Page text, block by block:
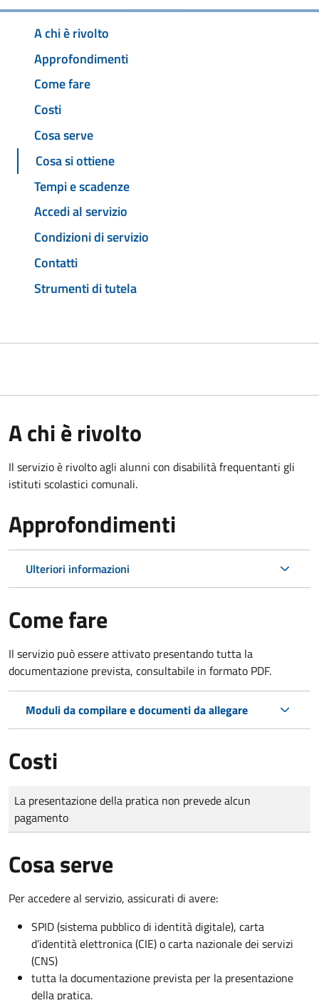
A chi è rivolto
Approfondimenti
Come fare
Costi
Cosa serve
Cosa si ottiene
Tempi e scadenze
Accedi al servizio
Condizioni di servizio
Contatti
Strumenti di tutela
A chi è rivolto
Il servizio è rivolto agli alunni con disabilità frequentanti gli
istituti scolastici comunali.
Approfondimenti
Ulteriori informazioni
Come fare
Il servizio può essere attivato presentando tutta la
documentazione prevista, consultabile in formato PDF.
Moduli da compilare e documenti da allegare
Costi
Tipo di pagamento
Importo
La presentazione della pratica non prevede alcun
pagamento
Cosa serve
Per accedere al servizio, assicurati di avere:
SPID (sistema pubblico di identità digitale), carta
d’identità elettronica (CIE) o carta nazionale dei servizi
(CNS)
tutta la documentazione prevista per la presentazione
della pratica.